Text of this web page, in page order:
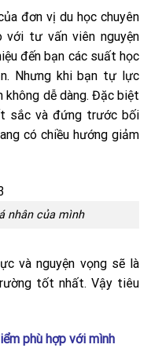
đơn vị du học chuyên
với tư vấn viên nguyện
đến bạn các suất học
Nhưng khi bạn tự lực
không dễ dàng. Đặc biệt
sắc và đứng trước bối
có chiều hướng giảm
nhân của mình
và nguyện vọng sẽ là
tốt nhất. Vậy tiêu
phù hợp với mình